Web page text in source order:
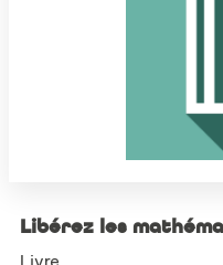
Libérez les